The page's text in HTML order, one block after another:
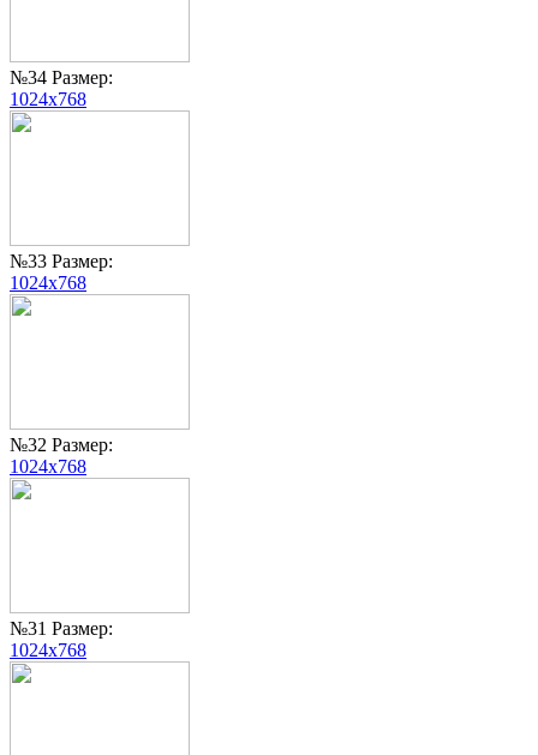
№34 Размер:
1024x768
№33 Размер:
1024x768
№32 Размер:
1024x768
№31 Размер:
1024x768